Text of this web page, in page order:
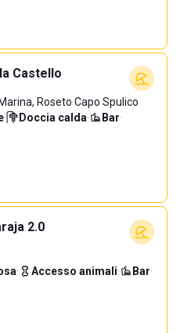
Castello
Roseto Capo Spulico
· Doccia calda· Bar·
2.0
· Accesso animali· Bar·